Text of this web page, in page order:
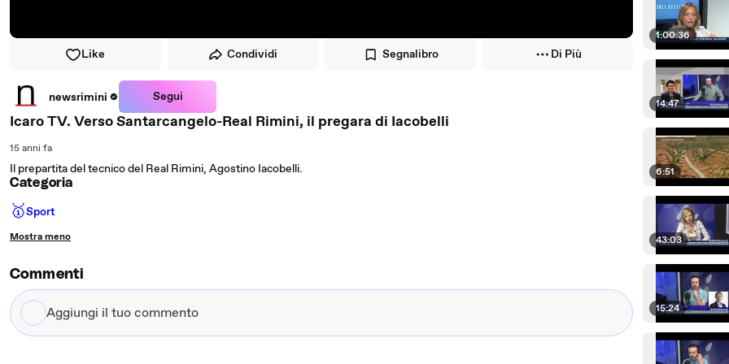
Like Condividi Segnalibro Di Più
newsrimini Segui
Icaro TV. Verso Santarcangelo-Real Rimini, il pregara di Iacobelli
15 anni fa
Il prepartita del tecnico del Real Rimini, Agostino Iacobelli.
Categoria
🥇Sport
Mostra meno
Commenti
Aggiungi
il
1:00:36
14:47
6:51
43:03
15:24